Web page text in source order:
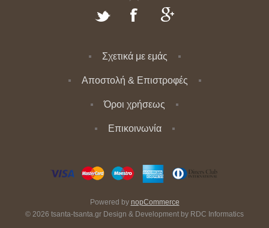
Σχετικά με εμάς
Αποστολή & Επιστροφές
Όροι χρήσεως
Επικοινωνία
Powered by nopCommerce
© 2026 tsanta-tsanta.gr Design & Development by RDC Informatics